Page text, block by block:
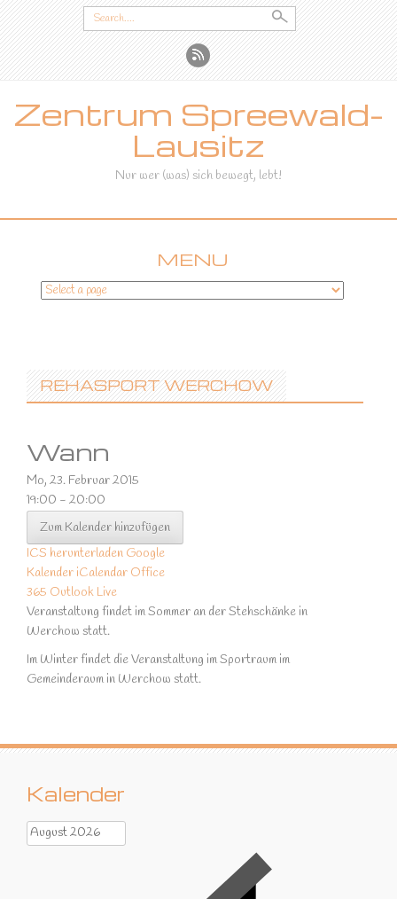
Search
for:
Zentrum Spreewald-
Lausitz
Nur wer (was) sich bewegt, lebt!
MENU
SKIP
REHASPORT WERCHOW
Wann
Mo, 23. Februar 2015
19:00 - 20:00
Zum Kalender hinzufügen
ICS herunterladen Google
Kalender iCalendar Office
365 Outlook Live
Veranstaltung findet im Sommer an der Stehschänke in
Werchow statt.
Im Winter findet die Veranstaltung im Sportraum im
Gemeinderaum in Werchow statt.
Kalender